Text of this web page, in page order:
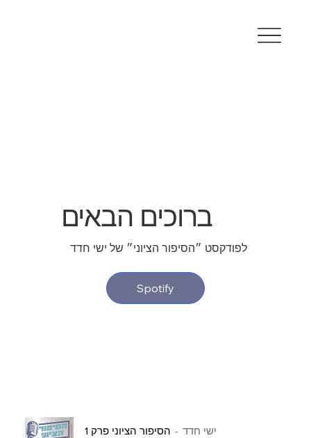
ברוכים הבאים
לפודקסט ״הסיפור הציוני״ של ישי חדד
Spotify
הסיפור הציוני פרק 1
ישי חדד